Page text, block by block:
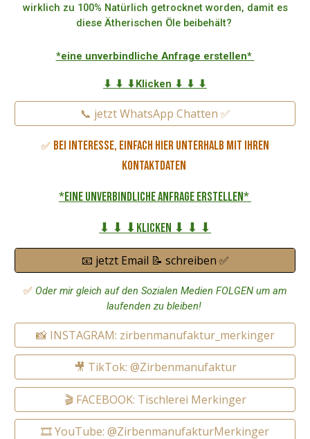
wirklich zu 100% Natürlich getrocknet worden, damit es
diese Ätherischen Öle beibehält?
*eine unverbindliche Anfrage erstellen*
⬇ ⬇ ⬇Klicken ⬇ ⬇ ⬇
📞 jetzt WhatsApp Chatten ✅
✅ Bei Interesse, einfach hier unterhalb mit Ihren
Kontaktdaten
*eine unverbindliche Anfrage erstellen*
⬇ ⬇ ⬇Klicken ⬇ ⬇ ⬇
📧 jetzt Email 📝 schreiben ✅
✅ Oder mir gleich auf den Sozialen Medien FOLGEN um am
laufenden zu bleiben!
📸 INSTAGRAM: zirbenmanufaktur_merkinger
🎥 TikTok: @Zirbenmanufaktur
🎬 FACEBOOK: Tischlerei Merkinger
🎞️ YouTube: @ZirbenmanufakturMerkinger